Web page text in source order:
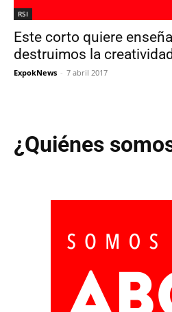
RSI
Este corto quiere
destruimos la
ExpokNews - 7 abril 2017
¿Quiénes